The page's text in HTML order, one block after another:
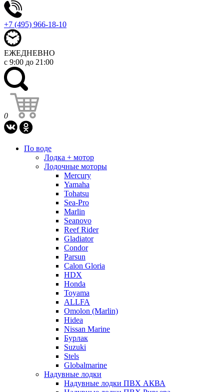
+7 (495) 966-18-10
ЕЖЕДНЕВНО
с 9:00 до 21:00
0
По воде
Лодка + мотор
Лодочные моторы
Mercury
Yamaha
Tohatsu
Sea-Pro
Marlin
Seanovo
Reef Rider
Gladiator
Condor
Parsun
Calon Gloria
HDX
Honda
Toyama
ALLFA
Omolon (Marlin)
Hidea
Nissan Marine
Бурлак
Suzuki
Stels
Globalmarine
Надувные лодки
Надувные лодки ПВХ АКВА